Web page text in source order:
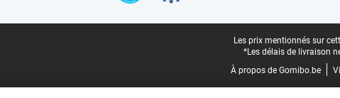
Les prix mentionnés sur
*Les délais de livraison
À propos de Gomibo.be